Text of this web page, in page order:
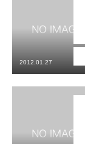
2012.01.27